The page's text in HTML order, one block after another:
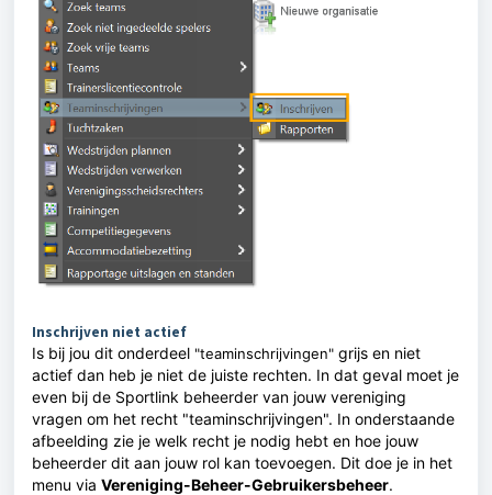
Inschrijven niet actief
Is bij jou dit onderdeel "teaminschrijvingen" grijs en niet
actief dan heb je niet de juiste rechten. In dat geval moet je
even bij de Sportlink beheerder van jouw vereniging
vragen om het recht "teaminschrijvingen". In onderstaande
afbeelding zie je welk recht je nodig hebt en hoe jouw
beheerder dit aan jouw rol kan toevoegen. Dit doe je in het
menu via Vereniging-Beheer-Gebruikersbeheer.